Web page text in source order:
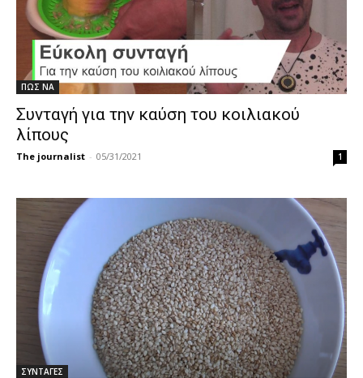
ΠΩΣ ΝΑ
Συνταγή για την καύση του κοιλιακού
λίπους
The journalist - 05/31/2021 1
ΣΥΝΤΑΓΕΣ